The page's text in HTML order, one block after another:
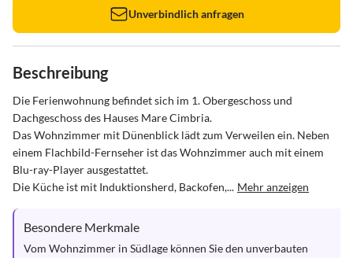
Unverbindlich anfragen
Beschreibung
Die Ferienwohnung befindet sich im 1. Obergeschoss und
Dachgeschoss des Hauses Mare Cimbria.
Das Wohnzimmer mit Dünenblick lädt zum Verweilen ein. Neben
einem Flachbild-Fernseher ist das Wohnzimmer auch mit einem
Blu-ray-Player ausgestattet.
Die Küche ist mit Induktionsherd, Backofen,... Mehr anzeigen
Besondere Merkmale
Vom Wohnzimmer in Südlage können Sie den unverbauten